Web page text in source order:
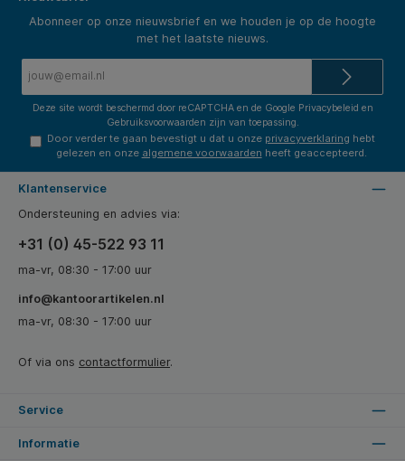
Abonneer op onze nieuwsbrief en we houden je op de hoogte
met het laatste nieuws.
Deze site wordt beschermd door reCAPTCHA en de Google Privacybeleid en
Gebruiksvoorwaarden zijn van toepassing.
Door verder te gaan bevestigt u dat u onze privacyverklaring hebt
gelezen en onze algemene voorwaarden heeft geaccepteerd.
Klantenservice
Ondersteuning en advies via:
+31 (0) 45-522 93 11
ma-vr, 08:30 - 17:00 uur
info@kantoorartikelen.nl
ma-vr, 08:30 - 17:00 uur
Of via ons contactformulier.
Service
Informatie